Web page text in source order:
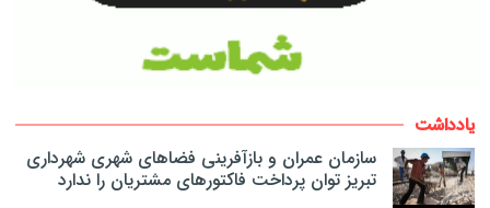
یادداشت
سازمان عمران و بازآفرینی فضاهای شهری شهرداری
تبریز توان پرداخت فاکتورهای مشتریان را ندارد